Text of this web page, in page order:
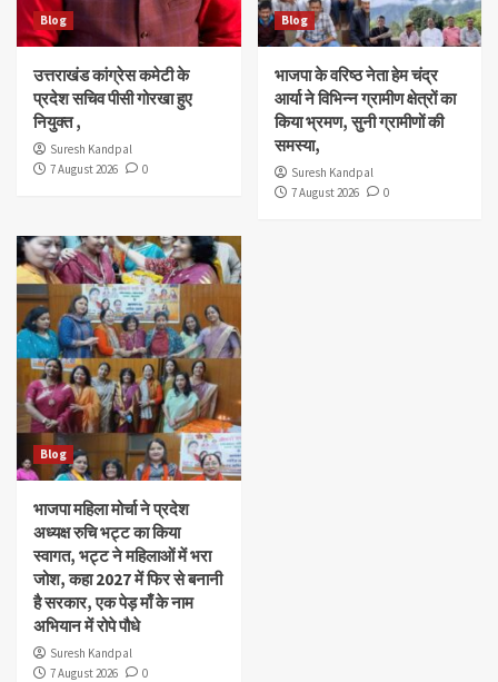
Blog
उत्तराखंड कांग्रेस कमेटी के
प्रदेश सचिव पीसी गोरखा हुए
नियुक्त ,
Suresh Kandpal
7 August 2026
0
Blog
भाजपा के वरिष्ठ नेता हेम चंद्र
आर्या ने विभिन्न ग्रामीण क्षेत्रों का
किया भ्रमण, सुनी ग्रामीणों की
समस्या,
Suresh Kandpal
7 August 2026
0
Blog
भाजपा महिला मोर्चा ने प्रदेश
अध्यक्ष रुचि भट्ट का किया
स्वागत, भट्ट ने महिलाओं में भरा
जोश, कहा 2027 में फिर से बनानी
है सरकार, एक पेड़ माँ के नाम
अभियान में रोपे पौधे
Suresh Kandpal
7 August 2026
0